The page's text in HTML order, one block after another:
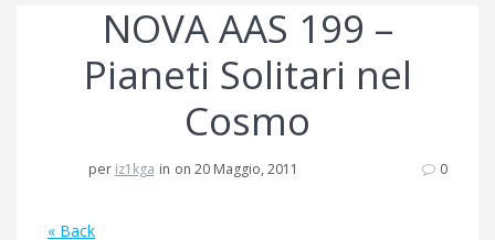
NOVA AAS 199 –
Pianeti Solitari nel
Cosmo
per iz1kga in on 20 Maggio, 2011 0
« Back